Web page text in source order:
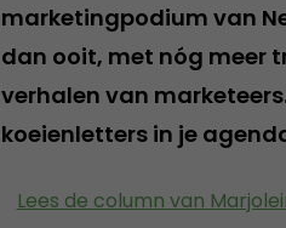
marketingpodium van
dan ooit, met nóg meer
verhalen van
koeienletters in je
Lees de column van